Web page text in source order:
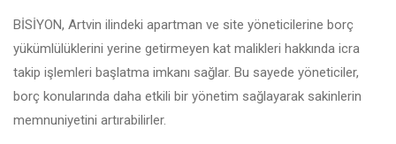
BİSİYON, Artvin ilindeki apartman ve site yöneticilerine borç
yükümlülüklerini yerine getirmeyen kat malikleri hakkında icra
takip işlemleri başlatma imkanı sağlar. Bu sayede yöneticiler,
borç konularında daha etkili bir yönetim sağlayarak sakinlerin
memnuniyetini artırabilirler.